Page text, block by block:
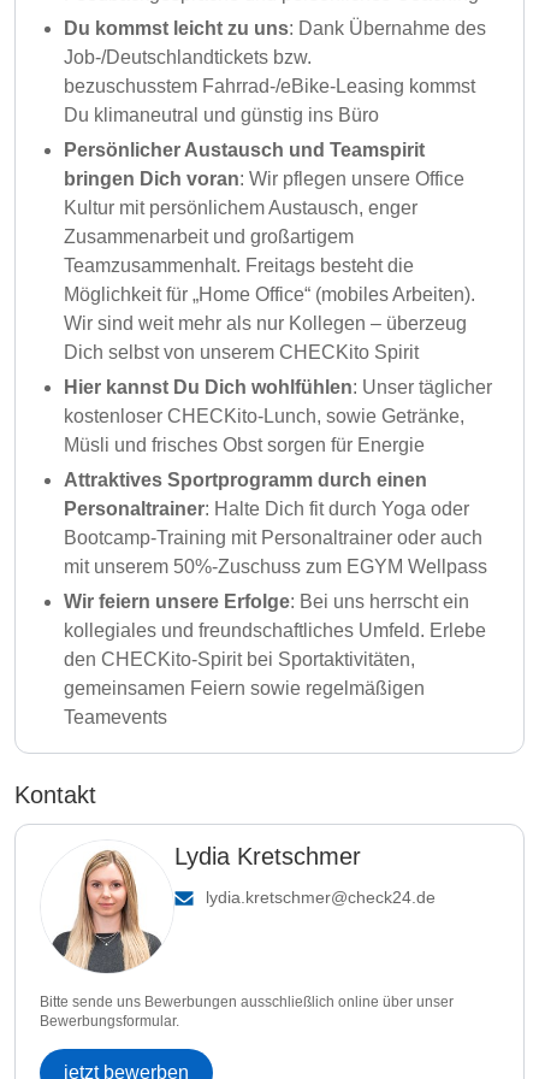
Du kommst leicht zu uns: Dank Übernahme des
Job-/Deutschlandtickets bzw.
bezuschusstem Fahrrad-/eBike-Leasing kommst
Du klimaneutral und günstig ins Büro
Persönlicher Austausch und Teamspirit
bringen Dich voran: Wir pflegen unsere Office
Kultur mit persönlichem Austausch, enger
Zusammenarbeit und großartigem
Teamzusammenhalt. Freitags besteht die
Möglichkeit für „Home Office“ (mobiles Arbeiten).
Wir sind weit mehr als nur Kollegen – überzeug
Dich selbst von unserem CHECKito Spirit
Hier kannst Du Dich wohlfühlen: Unser täglicher
kostenloser CHECKito-Lunch, sowie Getränke,
Müsli und frisches Obst sorgen für Energie
Attraktives Sportprogramm durch einen
Personaltrainer: Halte Dich fit durch Yoga oder
Bootcamp-Training mit Personaltrainer oder auch
mit unserem 50%-Zuschuss zum EGYM Wellpass
Wir feiern unsere Erfolge: Bei uns herrscht ein
kollegiales und freundschaftliches Umfeld. Erlebe
den CHECKito-Spirit bei Sportaktivitäten,
gemeinsamen Feiern sowie regelmäßigen
Teamevents
Kontakt
Lydia Kretschmer
lydia.kretschmer@check24.de
Bitte sende uns Bewerbungen ausschließlich online über unser
Bewerbungsformular.
jetzt bewerben